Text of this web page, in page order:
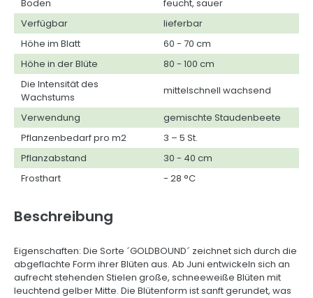
Boden
feucht, sauer
Verfügbar
lieferbar
Höhe im Blatt
60 - 70 cm
Höhe in der Blüte
80 - 100 cm
Die Intensität des
Wachstums
mittelschnell wachsend
Verwendung
gemischte Staudenbeete
Pflanzenbedarf pro m2
3 – 5 St.
Pflanzabstand
30 - 40 cm
Frosthart
- 28 °C
Beschreibung
Eigenschaften: Die Sorte ´GOLDBOUND´ zeichnet sich durch die
abgeflachte Form ihrer Blüten aus. Ab Juni entwickeln sich an
aufrecht stehenden Stielen große, schneeweiße Blüten mit
leuchtend gelber Mitte. Die Blütenform ist sanft gerundet, was